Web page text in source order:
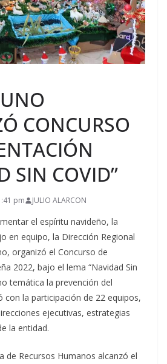
CONCURSO
SIN COVID”
pm JULIO ALARCON
el espíritu navideño, la
en equipo, la Dirección Regional
organizó el Concurso de
2022, bajo el lema “Navidad Sin
temática la prevención del
con la participación de 22 equipos,
ejecutivas, estrategias
la entidad.
de Recursos Humanos alcanzó el